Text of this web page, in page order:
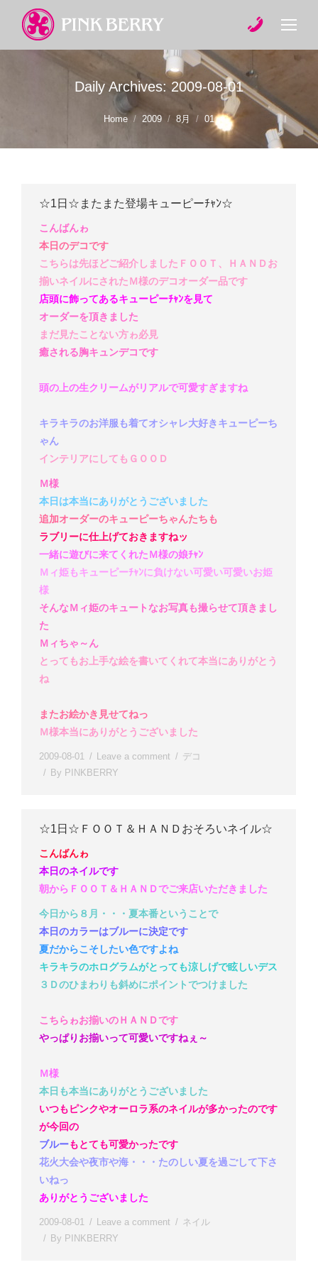
Daily Archives: 2009-08-01
Home 2009 8月 01
☆1日☆またまた登場キューピーﾁｬﾝ☆
こんばんゎ
本日のデコです
こちらは先ほどご紹介しましたＦＯＯＴ、ＨＡＮＤお
揃いネイルにされたＭ様のデコオーダー品です
店頭に飾ってあるキューピーﾁｬﾝを見て
オーダーを頂きました
まだ見たことない方ゎ必見
癒される胸キュンデコです
頭の上の生クリームがリアルで可愛すぎますね
キラキラのお洋服も着てオシャレ大好きキューピーち
ゃん
インテリアにしてもＧＯＯＤ
Ｍ様
本日は本当にありがとうございました
追加オーダーのキューピーちゃんたちも
ラブリーに仕上げておきますねッ
一緒に遊びに来てくれたＭ様の娘ﾁｬﾝ
Ｍィ姫もキューピーﾁｬﾝに負けない可愛い可愛いお姫
様
そんなＭィ姫のキュートなお写真も撮らせて頂きまし
た
Ｍィちゃ～ん
とってもお上手な絵を書いてくれて本当にありがとう
ね
またお絵かき見せてねっ
Ｍ様本当にありがとうございました
2009-08-01 Leave a comment
デコ
By PINKBERRY
☆1日☆ＦＯＯＴ＆ＨＡＮＤおそろいネイル☆
こんばんゎ
本日のネイルです
朝からＦＯＯＴ＆ＨＡＮＤでご来店いただきました
今日から８月・・・夏本番ということで
本日のカラーはブルーに決定です
夏だからこそしたい色ですよね
キラキラのホログラムがとっても涼しげで眩しいデス
３Ｄのひまわりも斜めにポイントでつけました
こちらゎお揃いのＨＡＮＤです
やっぱりお揃いって可愛いですねぇ～
Ｍ様
本日も本当にありがとうございました
いつもピンクやオーロラ系のネイルが多かったのです
が今回の
ブルーもとても可愛かったです
花火大会や夜市や海・・・たのしい夏を過ごして下さ
いねっ
ありがとうございました
2009-08-01 Leave a comment
ネイル
By PINKBERRY